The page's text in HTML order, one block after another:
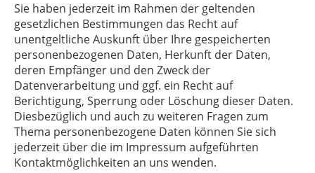
Sie haben jederzeit im Rahmen der geltenden
gesetzlichen Bestimmungen das Recht auf
unentgeltliche Auskunft über Ihre gespeicherten
personenbezogenen Daten, Herkunft der Daten,
deren Empfänger und den Zweck der
Datenverarbeitung und ggf. ein Recht auf
Berichtigung, Sperrung oder Löschung dieser Daten.
Diesbezüglich und auch zu weiteren Fragen zum
Thema personenbezogene Daten können Sie sich
jederzeit über die im Impressum aufgeführten
Kontaktmöglichkeiten an uns wenden.